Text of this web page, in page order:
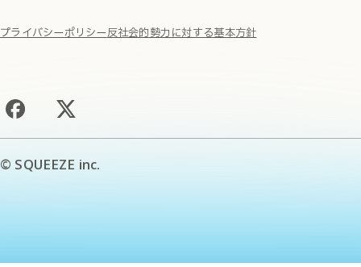
プライバシーポリシー反社会的勢力に対する基本方針
© SQUEEZE inc.